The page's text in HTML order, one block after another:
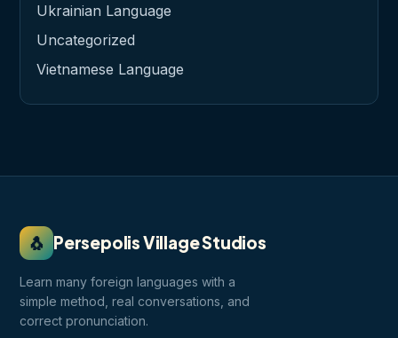
Ukrainian Language
Uncategorized
Vietnamese Language
🐧 Persepolis Village Studios
Learn many foreign languages with a
simple method, real conversations, and
correct pronunciation.